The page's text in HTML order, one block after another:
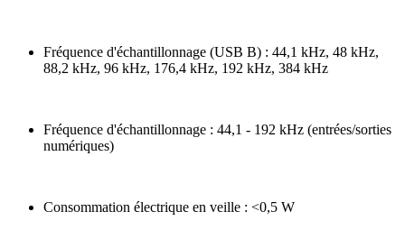
Fréquence d'échantillonnage (USB B) : 44,1 kHz, 48 kHz,
88,2 kHz, 96 kHz, 176,4 kHz, 192 kHz, 384 kHz
Fréquence d'échantillonnage : 44,1 - 192 kHz (entrées/sorties
numériques)
Consommation électrique en veille : <0,5 W